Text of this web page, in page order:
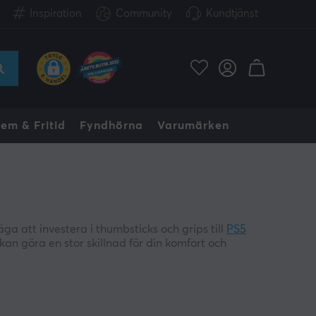
Inspiration Community Kundtjänst
& Fritid Fyndhörna Varumärken
att investera i thumbsticks och grips till
PS5
göra en stor skillnad för din komfort och